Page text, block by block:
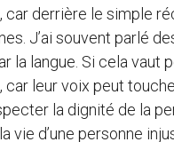
car derrière le simple
J’ai souvent parlé
la langue. Si cela vaut
car leur voix peut
la dignité de la
vie d’une personne